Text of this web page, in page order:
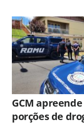
desta quinta-
(06/08)
GCM apreende
porções de